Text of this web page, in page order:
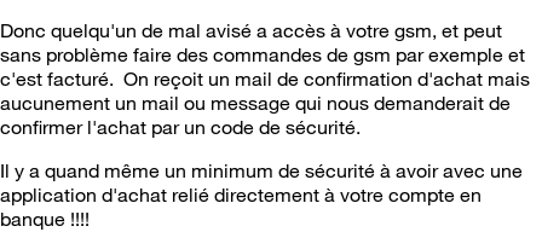
Donc quelqu'un de mal avisé a accès à votre gsm, et peut
sans problème faire des commandes de gsm par exemple et
c'est facturé. On reçoit un mail de confirmation d'achat mais
aucunement un mail ou message qui nous demanderait de
confirmer l'achat par un code de sécurité.
Il y a quand même un minimum de sécurité à avoir avec une
application d'achat relié directement à votre compte en
banque !!!!